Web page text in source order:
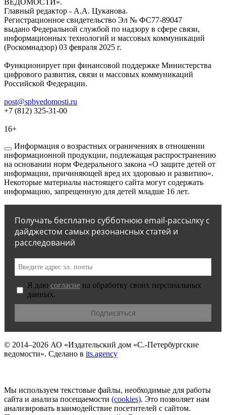
ВЕДОМОСТИ».
Главный редактор - А.А. Цуканова.
Регистрационное свидетельство Эл № ФС77-89047
выдано Федеральной службой по надзору в сфере связи,
информационных технологий и массовых коммуникаций
(Роскомнадзор) 03 февраля 2025 г.
Функционирует при финансовой поддержке Министерства
цифрового развития, связи и массовых коммуникаций
Российской Федерации.
post@spbvedomosti.ru
+7 (812) 325-31-00
16+
Информация о возрастных ограничениях в отношении
информационной продукции, подлежащая распространению
на основании норм Федерального закона «О защите детей от
информации, причиняющей вред их здоровью и развитию».
Некоторые материалы настоящего сайта могут содержать
информацию, запрещенную для детей младше 16 лет.
Получать бесплатно субботнюю email-рассылку с
дайджестом самых резонансных статей и
расследований
Я даю согласие на обработку своих персональных
данных.
© 2014–2026 АО «Издательский дом «С.-Петербургские
ведомости». Сделано в its.agency
Мы используем текстовые файлы, необходимые для работы
сайта и анализа посещаемости (сookies). Это позволяет нам
анализировать взаимодействие посетителей с сайтом.